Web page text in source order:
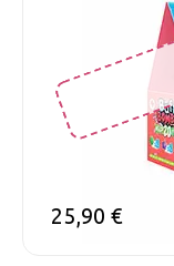
25,90 €